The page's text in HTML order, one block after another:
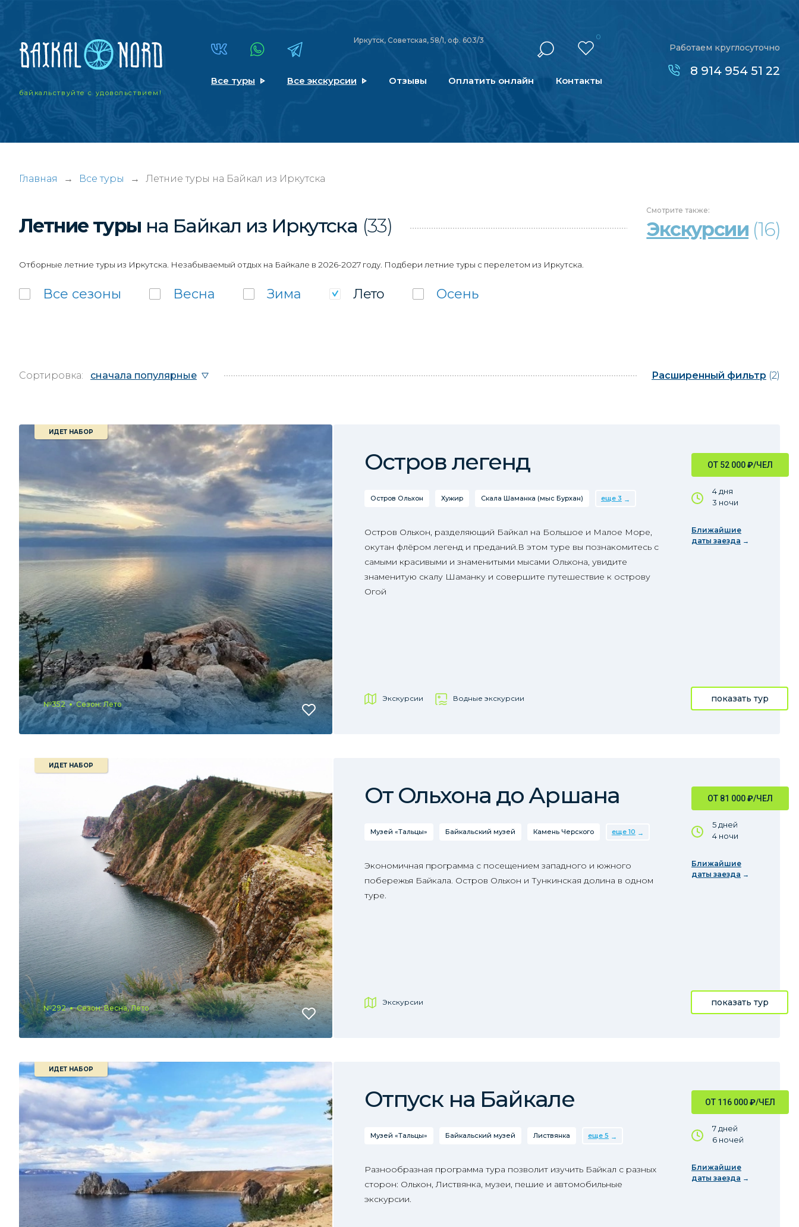
байкальствуйтес удовольствием!
Иркутск, Советская, 58/1, оф. 603/3 0
Все туры Все экскурсии Отзывы Оплатить онлайн Контакты
Работаем круглосуточно
8 914 954 51 22
Главная → Все туры → Летние туры на Байкал из Иркутска
Летние туры на Байкал из Иркутска (33)
Смотрите также:
Экскурсии (16)
Отборные летние туры из Иркутска. Незабываемый отдых на Байкале в 2026-2027 году. Подбери летние туры с перелетом из Иркутска.
Все сезоны Весна Зима Лето Осень
Сортировка: сначала популярные Расширенный фильтр (2)
ИДЕТ НАБОР
№352 Сезон: Лето
ОТ 52 000₽/ЧЕЛ
4 дня
3 ночи
Ближайшие
даты заезда
Остров легенд
Остров Ольхон Хужир Скала Шаманка (мыс Бурхан) еще 3
Остров Ольхон, разделяющий Байкал на Большое и Малое Море,
окутан флёром легенд и преданий.В этом туре вы познакомитесь с
самыми красивыми и знаменитыми мысами Ольхона, увидите
знаменитую скалу Шаманку и совершите путешествие к острову
Огой
Экскурсии Водные экскурсии показать тур
ИДЕТ НАБОР
№292 Сезон: Весна, Лето
ОТ 81 000₽/ЧЕЛ
5 дней
4 ночи
Ближайшие
даты заезда
От Ольхона до Аршана
Музей «Тальцы» Байкальский музей Камень Черского еще 10
Экономичная программа с посещением западного и южного
побережья Байкала. Остров Ольхон и Тункинская долина в одном
туре.
Экскурсии показать тур
ИДЕТ НАБОР
ОТ 116 000₽/ЧЕЛ
7 дней
6 ночей
Ближайшие
даты заезда
Отпуск на Байкале
Музей «Тальцы» Байкальский музей Листвянка еще 5
Разнообразная программа тура позволит изучить Байкал с разных
сторон: Ольхон, Листвянка, музеи, пешие и автомобильные
экскурсии.